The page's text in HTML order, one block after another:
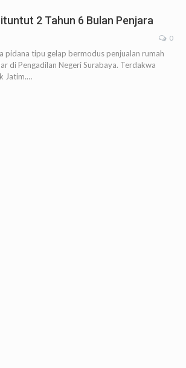
2 Tahun 6 Bulan Penjara
0
pidana tipu gelap bermodus penjualan rumah
di Pengadilan Negeri Surabaya. Terdakwa
Jatim.…